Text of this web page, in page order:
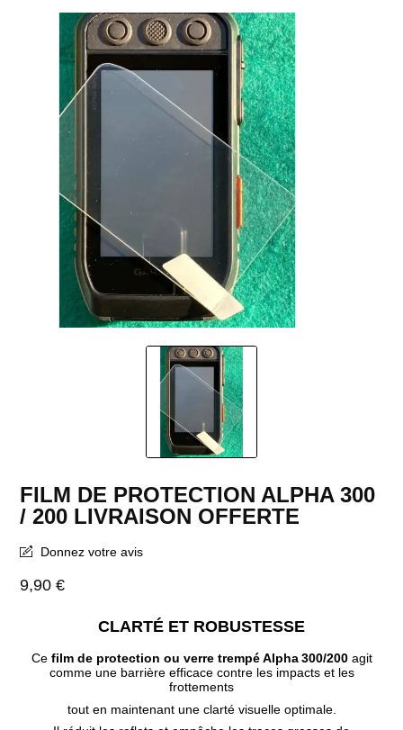
FILM DE PROTECTION ALPHA 300
/ 200 LIVRAISON OFFERTE
Donnez votre avis
9,90 €
CLARTÉ ET ROBUSTESSE
Ce film de protection ou verre trempé Alpha 300/200agit
comme une barrière efficace contre les impacts et les
frottements
tout en maintenant une clarté visuelle optimale.